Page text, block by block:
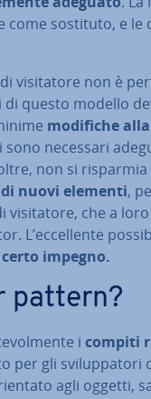
come sostituto, e le
vi­si­ta­to­re non è
questo modello
modifiche
sono necessari
non si risparmia
nuovi elementi,
vi­si­ta­to­re, che a
L’ec­cel­len­te
impegno.
pattern?
i compiti
per gli svi­lup­pa­to­ri
agli oggetti,